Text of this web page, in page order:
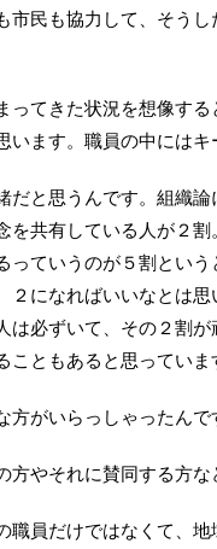
市民も協力して、そう
ってきた状況を想像す
ます。職員の中にはキ
だと思うんです。組織
を共有している人が２
っていうのが５割とい
になればいいなとは思
必ずいて、その２割
ともあると思っていま
方がいらっしゃったんで
方やそれに賛同する方な
職員だけではなくて、